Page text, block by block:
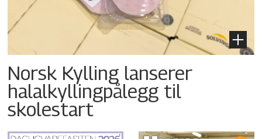
Norsk Kylling lanserer
halalkyllingpålegg til
skolestart